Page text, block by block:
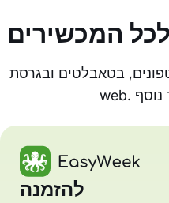
המכשירים
בטאבלטים ובגרסת
להזמנה